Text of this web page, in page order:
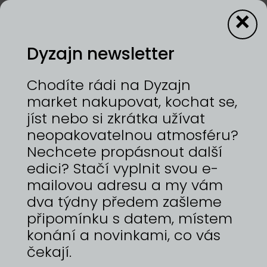
1—2/8/2026 | HOLEŠOVICKÁ TRŽNICE
Značka MADUZ přináší autorskou módu
navrženou a šitou českými ženami, které věří v
přirozenou krásu, autenticitu a sílu ženské
individuality. Každý kousek vzniká s důrazem na
poctivé řemeslo a kvalitní materiály, které vydrží
roky – nejen jednu sezónu. Modely MADUZ jsou
nadčasové, pohodlné a snadno
kombinovatelné. Ideální pro tvorbu kapsulového
šatníku, ve kterém má každý kus své místo i smysl.
Podtrhují to krásné, co už v každé ženě dávno je.
Dáváme přednost přirozenosti, jednoduchosti a
pečlivému zpracování v malých sériích. MADUZ is
a fashion brand with original designs created
and sewn by Czech women who believe in
Dyzajn newsletter
Chodíte rádi na Dyzajn
market nakupovat, kochat se,
jíst nebo si zkrátka užívat
neopakovatelnou atmosféru?
Nechcete propásnout další
edici? Stačí vyplnit svou e-
mailovou adresu a my vám
dva týdny předem zašleme
připomínku s datem, místem
konání a novinkami, co vás
čekají.
×